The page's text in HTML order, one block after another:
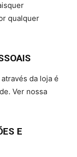
qualquer
da loja é
Ver nossa
E